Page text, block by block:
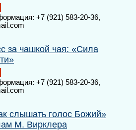
+7 (921) 583-20-36,
за чашкой чая: «Сила
+7 (921) 583-20-36,
слышать голос Божий»
М. Вирклера